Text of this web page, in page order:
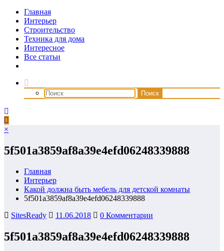
Главная
Интерьер
Строительство
Техника для дома
Интересное
Все статьи
×
5f501a3859af8a39e4efd06248339888
Главная
Интерьер
Какой должна быть мебель для детской комнаты
5f501a3859af8a39e4efd06248339888
SitesReady
11.06.2018 0 Комментарии
5f501a3859af8a39e4efd06248339888